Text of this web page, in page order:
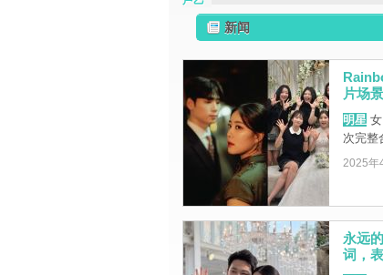
新闻
片场景
明星女
次完整
2025
永远
词，